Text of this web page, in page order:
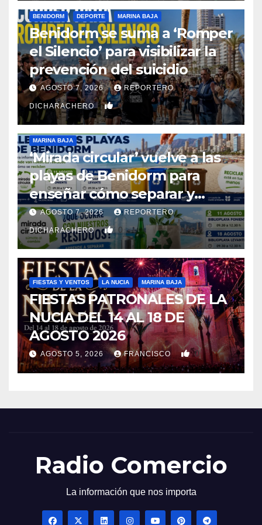
BENIDORM DEPORTE MARINA BAJA
Benidorm se suma a ‘Romper
el Silencio’ para visibilizar la
prevención del suicidio
AGOSTO 7, 2026 REPORTERO
DICHARACHERO 0
MARINA BAJA
‘Mirada circular’ vuelve a las
playas de Benidorm para
enseñar cómo separar y
reciclar los residuos
AGOSTO 7, 2026 REPORTERO
DICHARACHERO 0
FIESTAS Y VENTOS LA NUCIA MARINA BAJA
FIESTAS PATRONALES DE LA
NUCIA DEL 14 AL 18 DE
AGOSTO 2026
AGOSTO 5, 2026 FRANCISCO 0
Radio Comercio
La información que nos importa